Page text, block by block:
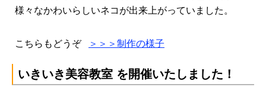
様々なかわいらしいネコが出来上がっていました。
こちらもどうぞ ＞＞＞制作の様子
いきいき美容教室 を開催いたしました！